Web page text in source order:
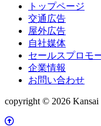
トップページ
交通広告
屋外広告
自社媒体
セールスプロモ
企業情報
お問い合わせ
copyright © 2026